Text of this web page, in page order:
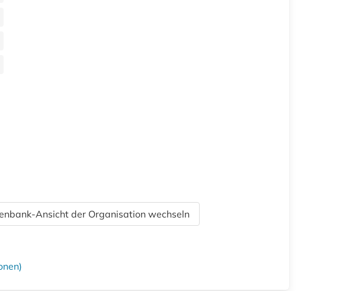
Ansicht der Organisation wechseln